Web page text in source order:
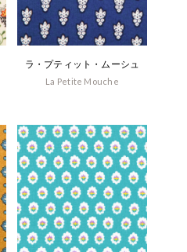
ラ・プティット・ムーシュ
La Petite Mouche